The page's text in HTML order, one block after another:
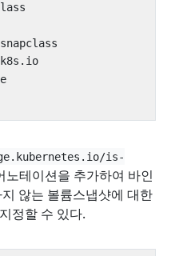
is-
노테이션을 추가하여 바인
않는 볼륨스냅샷에 대한
정할 수 있다.